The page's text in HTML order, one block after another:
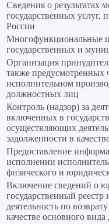
Сведения о результатах
государственных
России
Многофункциональные
государственных и
Организация
также
исполнительном
должностных лиц
Контроль (надзор) за
включенных в
осуществляющих
задолженности в
Предоставление
исполнении
физического и
Включение сведений о
государственный
деятельность по
качестве основного вида